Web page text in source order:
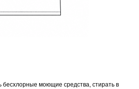
бесхлорные моющие средства, стирать в